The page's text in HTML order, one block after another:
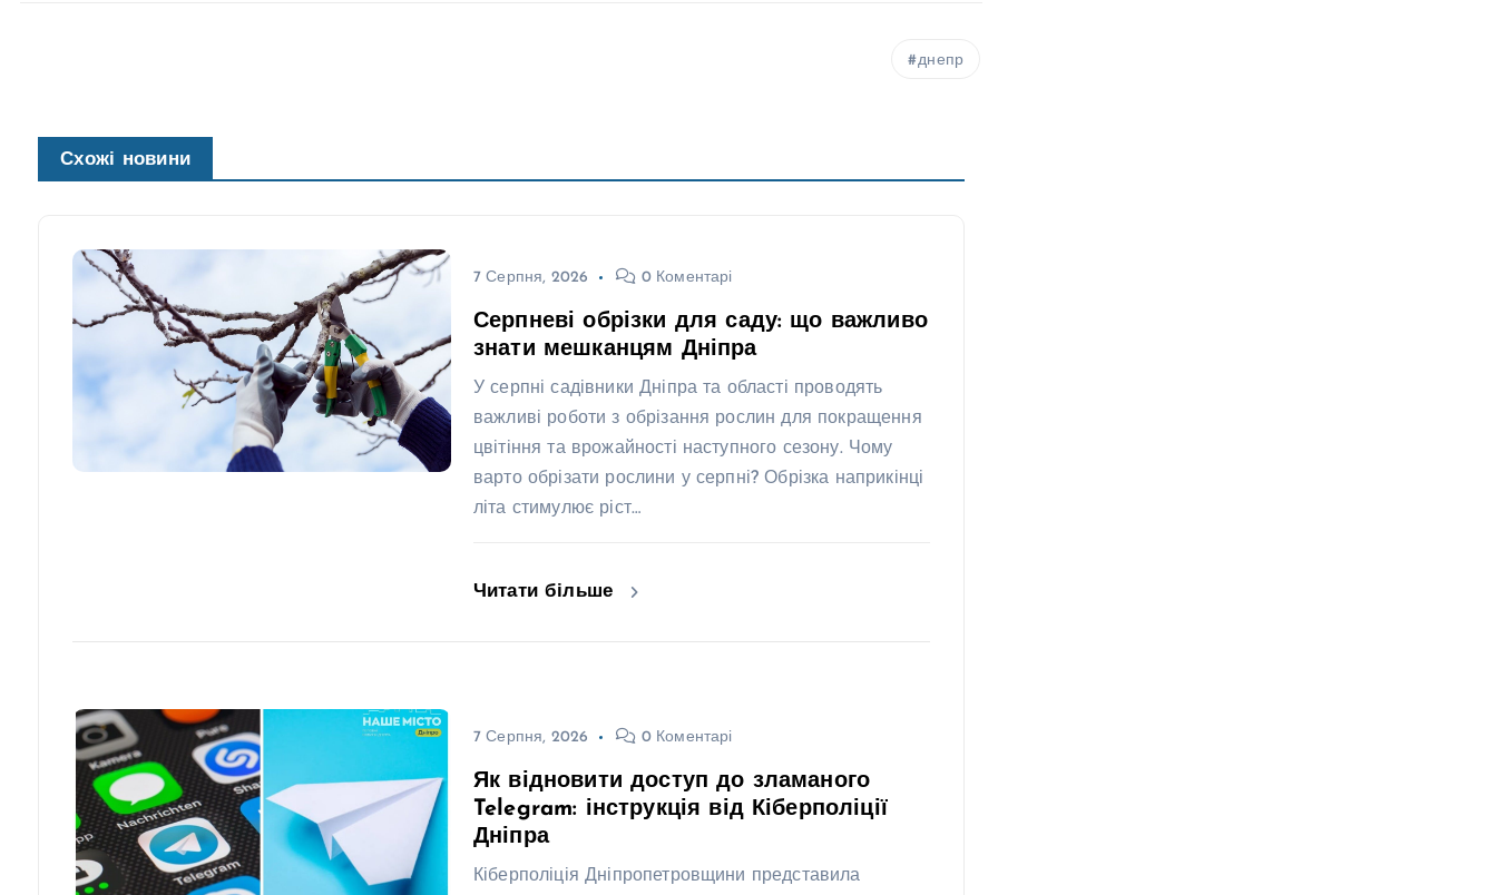
днепр
Схожі новини
7 Серпня, 2026 0 Коментарі
Серпневі обрізки для саду: що важливо
знати мешканцям Дніпра
У серпні садівники Дніпра та області проводять
важливі роботи з обрізання рослин для покращення
цвітіння та врожайності наступного сезону. Чому
варто обрізати рослини у серпні? Обрізка наприкінці
літа стимулює ріст…
Читати більше
7 Серпня, 2026 0 Коментарі
Як відновити доступ до зламаного
Telegram: інструкція від Кіберполіції
Дніпра
Кіберполіція Дніпропетровщини представила